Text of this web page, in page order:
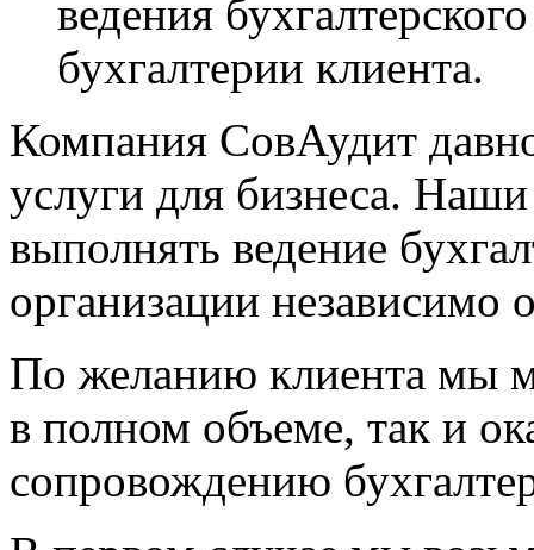
ведения
бухгалтерии клиента.
Компания СовАудит
услуги для бизнеса.
выполнять ведение
организации независимо
По желанию клиента мы
в полном объеме, так и
сопровождению